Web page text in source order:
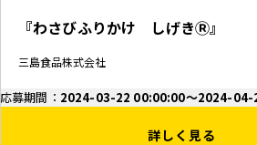
『わさびふりかけ しげきⓇ』
三島食品株式会社
応募期間： 2024-03-22 00:00:00～2024-04-
詳しく見る